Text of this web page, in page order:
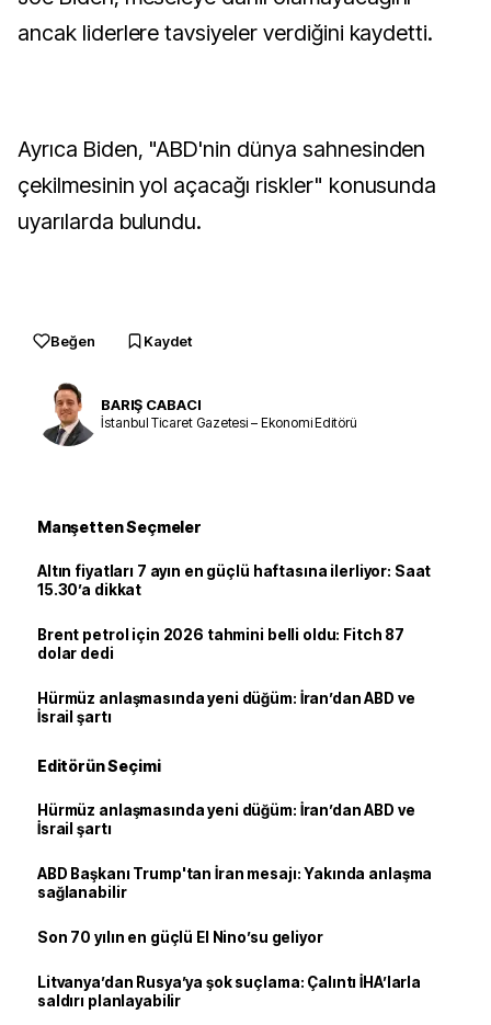
ancak liderlere tavsiyeler verdiğini kaydetti.
Ayrıca Biden, "ABD'nin dünya sahnesinden
çekilmesinin yol açacağı riskler" konusunda
uyarılarda bulundu.
Beğen Kaydet
BARIŞ CABACI
İstanbul Ticaret Gazetesi – Ekonomi Editörü
Manşetten Seçmeler
Altın fiyatları 7 ayın en güçlü haftasına ilerliyor: Saat
15.30’a dikkat
Brent petrol için 2026 tahmini belli oldu: Fitch 87
dolar dedi
Hürmüz anlaşmasında yeni düğüm: İran’dan ABD ve
İsrail şartı
Editörün Seçimi
Hürmüz anlaşmasında yeni düğüm: İran’dan ABD ve
İsrail şartı
ABD Başkanı Trump'tan İran mesajı: Yakında anlaşma
sağlanabilir
Son 70 yılın en güçlü El Nino’su geliyor
Litvanya’dan Rusya’ya şok suçlama: Çalıntı İHA’larla
saldırı planlayabilir